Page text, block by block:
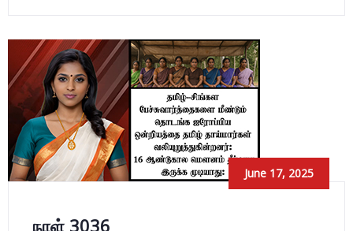
June 17, 2025
நாள் 3036